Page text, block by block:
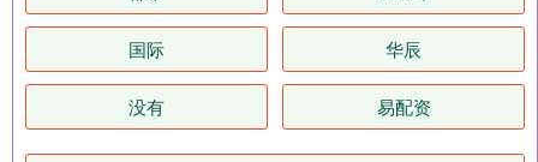
国际 华辰
没有 易配资